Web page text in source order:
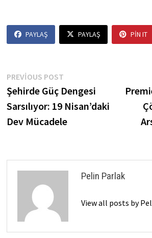
PAYLAŞ PAYLAŞ PIN IT
Yazı
gezinmesi
PREVIOUS POSTPrevious
post:
Şehirde Güç Dengesi
Sarsılıyor: 19 Nisan’daki
Dev Mücadele
Pelin Parlak
View all posts by